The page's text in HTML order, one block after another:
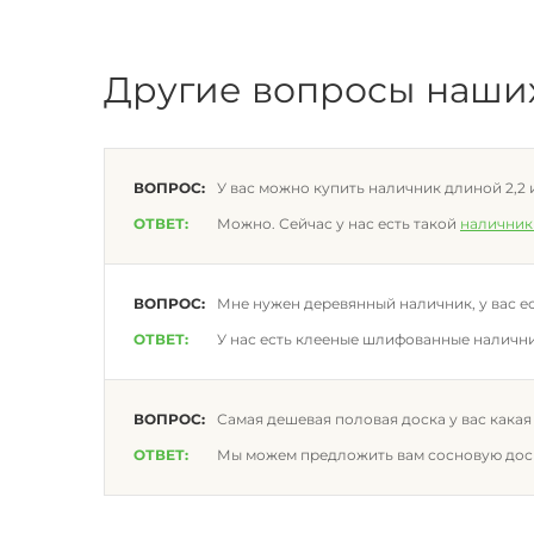
Другие вопросы
ВОПРОС:
У вас можно купить наличник длиной 2,2
ОТВЕТ:
Можно. Сейчас у нас есть такой
ВОПРОС:
Мне нужен деревянный наличник, у вас
ОТВЕТ:
У нас есть клееные шлифованные
ВОПРОС:
Самая дешевая половая доска у вас
ОТВЕТ:
Мы можем предложить вам сосновую